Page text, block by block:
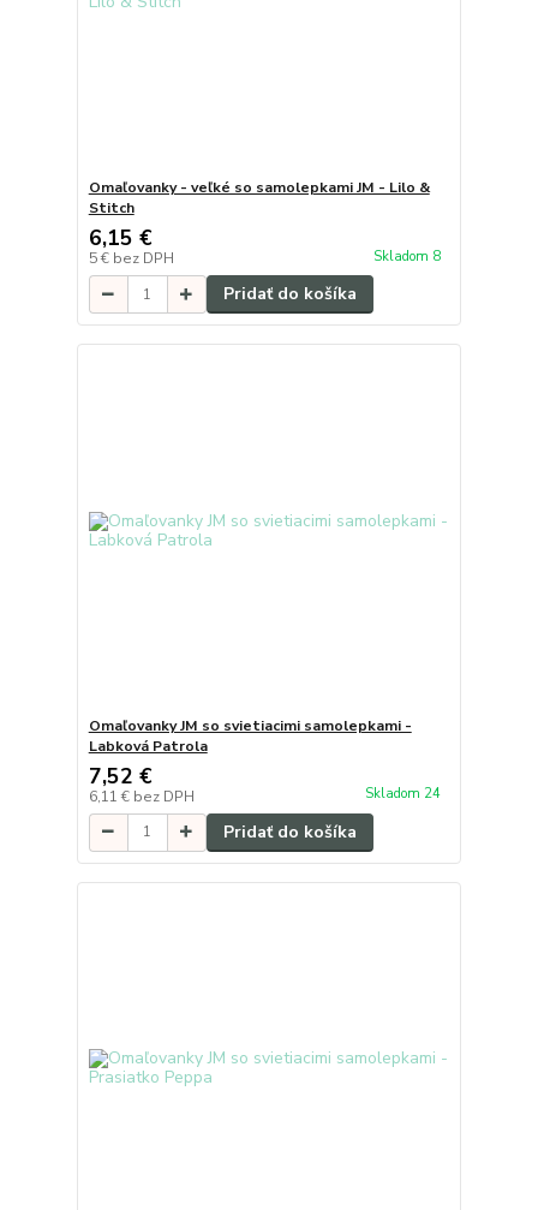
Omaľovanky - veľké so samolepkami JM - Lilo &
Stitch
6,15 €
5 € bez DPH Skladom 8
Pridať do košíka
Omaľovanky JM so svietiacimi samolepkami -
Labková Patrola
7,52 €
6,11 € bez DPH Skladom 24
Pridať do košíka